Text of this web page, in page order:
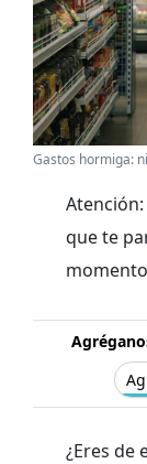
Gastos hormiga:
que te
¿Eres de